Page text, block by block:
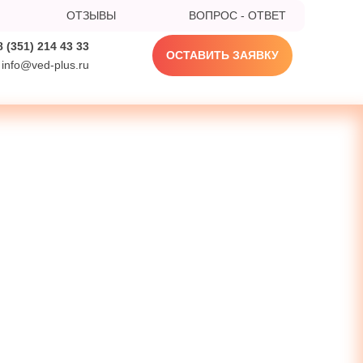
ОТЗЫВЫ ВОПРОС - ОТВЕТ
(351) 214 43 33
info@ved-plus.ru
ОСТАВИТЬ ЗАЯВКУ